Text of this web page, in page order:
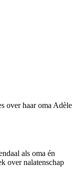
over haar oma Adèle
als oma én
over nalatenschap